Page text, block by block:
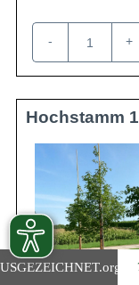
.org
- +
Hochstamm